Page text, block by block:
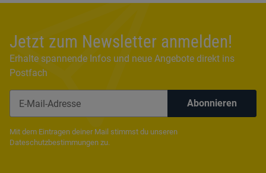
Jetzt zum Newsletter anmelden!
Erhalte spannende Infos und neue Angebote direkt ins
Postfach
Abonnieren
Mit dem Eintragen deiner Mail stimmst du unseren
Dateschutzbestimmungen zu.